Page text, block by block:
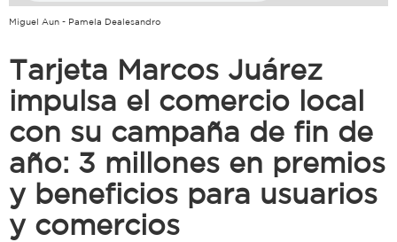
Miguel Aun - Pamela Dealesandro
Tarjeta Marcos Juárez
impulsa el comercio local
con su campaña de fin de
año: 3 millones en premios
y beneficios para usuarios
y comercios